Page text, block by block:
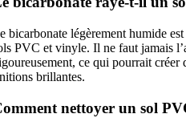
bicarbonate légèrement humide
PVC et vinyle. Il ne faut jamais
ce qui pourrait créer
brillantes.
nettoyer un sol